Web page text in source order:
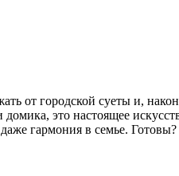
от городской суеты и,
это настоящее
гармония в семье.